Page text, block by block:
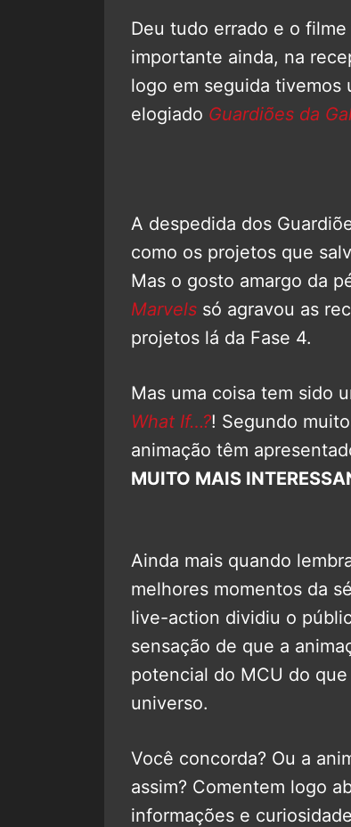
Deu tudo errado e o
importante ainda, na
logo em seguida tivemos
elogiado Guardiões da
A despedida dos
como os projetos que
Mas o gosto amargo da
Marvels só agravou as
projetos lá da Fase 4.
Mas uma coisa tem sido
What If…?! Segundo
animação têm
MUITO MAIS
Ainda mais quando
melhores momentos da
live-action dividiu o
sensação de que a
potencial do MCU do
universo.
Você concorda? Ou a
assim? Comentem logo
informações e